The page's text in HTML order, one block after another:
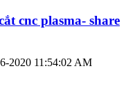
cnc plasma- share
2020 11:54:02 AM